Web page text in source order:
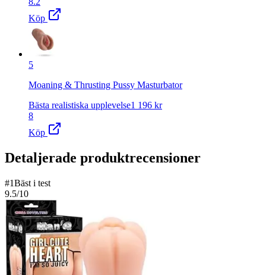
Köp
5
Moaning & Thrusting Pussy Masturbator
Bästa realistiska upplevelse1 196 kr
8
Köp
Detaljerade produktrecensioner
#1Bäst i test
9.5/10